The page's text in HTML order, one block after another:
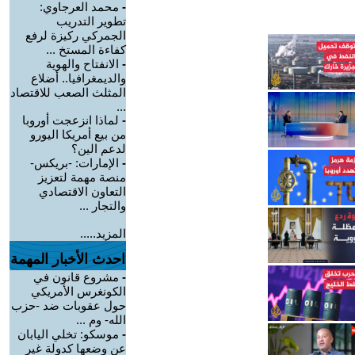
- محمد العرجاوي:
تطوير التدريب
الجمركي ركيزة لرفع
كفاءة المستخ ...
- الانفتاح والهوية
والديمغرافيا.. أضلاع
المثلث الصعب للاقتصاد
...
- لماذا انزعجت أوروبا
من بيع أمريكا اليورو
لدعم الين؟
- الإمارات: -بريكس-
منصة مهمة لتعزيز
التعاون الاقتصادي
والتجار ...
المزيد.....
احدث الأخبار المهمة
- مشروع قانون في
الكونغرس الأمريكي
حول عقوبات ضد -حزب
الله- وم ...
- موسكو: تخلي اليابان
عن وضعها كدولة غير